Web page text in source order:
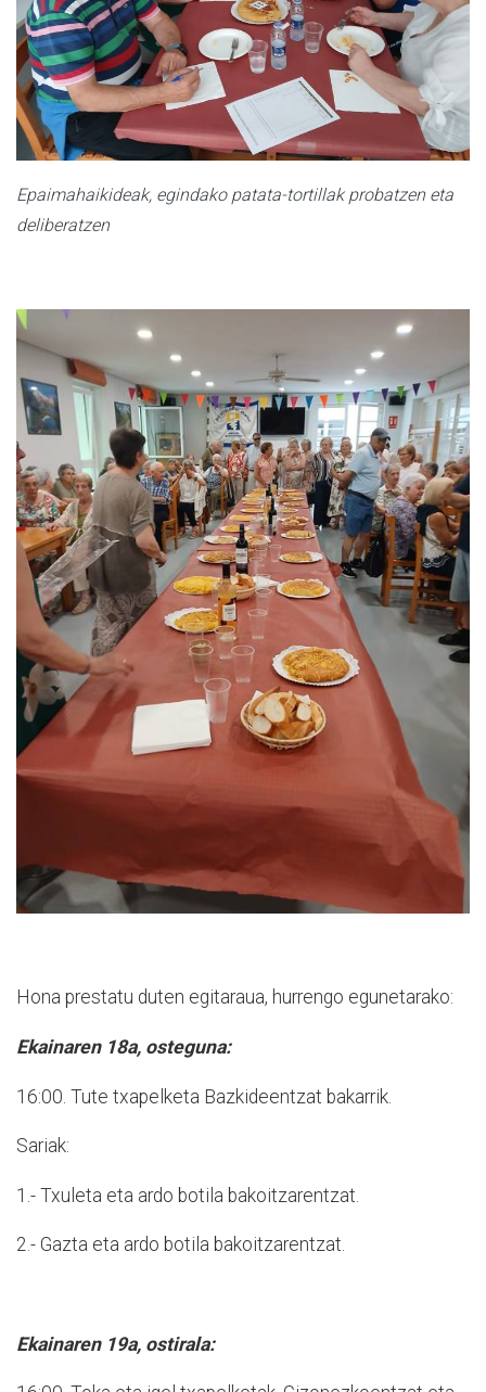
Epaimahaikideak, egindako patata-tortillak probatzen eta
deliberatzen
Hona prestatu duten egitaraua, hurrengo egunetarako:
Ekainaren 18a, osteguna:
16:00. Tute txapelketa Bazkideentzat bakarrik.
Sariak:
1.- Txuleta eta ardo botila bakoitzarentzat.
2.- Gazta eta ardo botila bakoitzarentzat.
Ekainaren 19a, ostirala: